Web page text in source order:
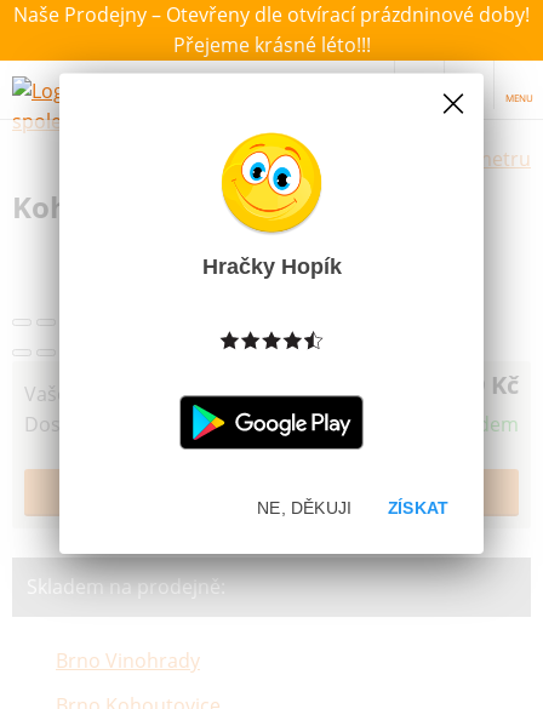
Naše Prodejny – Otevřeny dle otvírací prázdninové doby!
Přejeme krásné léto!!!
MENU
Výběr hraček dle zvoleného parametru
Koh-I-Noor Voskovky 12 ks
Vaše cena 39 Kč
Dostupnost Skladem
Skladem na prodejně:
Brno Vinohrady
Hračky Hopík
ZÍSKAT
NE, DĚKUJI